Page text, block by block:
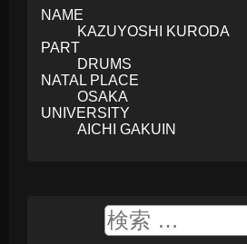
NAME
KAZUYOSHI KURODA
PART
DRUMS
NATAL PLACE
OSAKA
UNIVERSITY
AICHI GAKUIN